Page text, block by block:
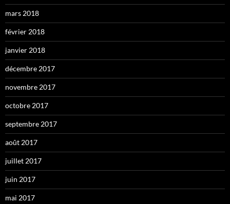
mars 2018
février 2018
janvier 2018
décembre 2017
novembre 2017
octobre 2017
septembre 2017
août 2017
juillet 2017
juin 2017
mai 2017